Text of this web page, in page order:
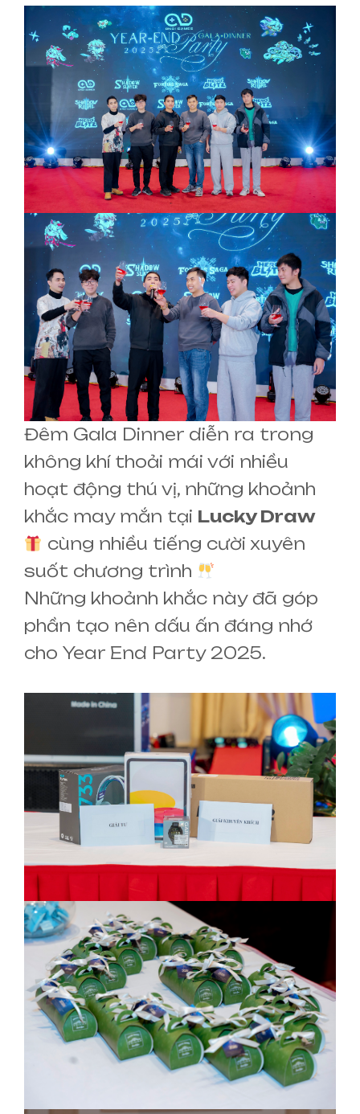
Đêm Gala Dinner diễn ra trong
không khí thoải mái với nhiều
hoạt động thú vị, những khoảnh
khắc may mắn tại Lucky Draw
cùng nhiều tiếng cười xuyên
suốt chương trình
Những khoảnh khắc này đã góp
phần tạo nên dấu ấn đáng nhớ
cho Year End Party 2025.